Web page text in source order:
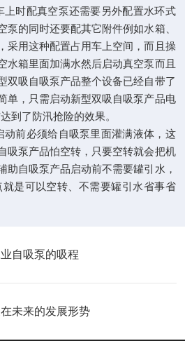
时配真空泵还需要另外配置水环式
泵的同时还要配其它附件例如水箱、
采用这种配置占用车上空间，而且操
水箱里面加满水然后启动真空泵而且
双吸自吸泵产品整个设备已经自带了
单，只需启动新型双吸自吸泵产品电
到了防汛抢险的效果。
前必须给自吸泵里面灌满液体，这
吸泵产品怕空转，只要空转就会把机
助自吸泵产品启动前不需要罐引水，
就是可以空转、不需要罐引水省事省
自吸泵的吸程
未来的发展形势